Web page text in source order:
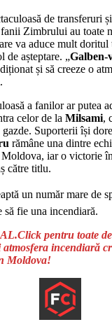
de transferuri
Zimbrului au toate
va aduce mult
de așteptare. „Galben-
și să creeze o
.
a fanilor ar putea
celor de la Milsami,
Suporterii își
rămâne una dintre
iar o victorie
către titlu.
un număr mare de
să fie una incendiară.
pentru toate
incendiară
Moldova!